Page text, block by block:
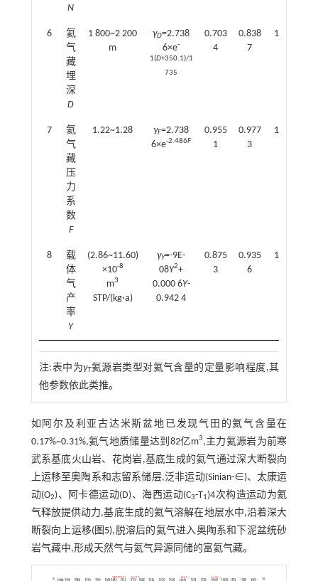
N
6
氦
气
藏
埋
深
D
1 800~2 200
m
γD=2.738
6×e-
1(D+350.1)/1
735
0.703
4
0.838
7
11.4
7
氦
气
藏
压
力
系
数
F
1.22~1.28 γF=2.738
6×e-2.486F
0.955
1
0.977
3
13.3
8
载
体
气
产
率
Y
(2.86~11.60)
×10-8
m3
STP/(kg·a)
γY=-9E-
08Y2+
0.000 6Y-
0.942 4
0.875
3
0.935
6
12.7
注:表中为γT氦源岩类型对氦气含量的定量影响程度,其
他参数依此类推。
如阿尔及利亚古达米斯盆地已发现气田的氦气含量在
0.17%~0.31%,氦气地质储量达到82亿m3,主力氦源岩为前寒
武系基底火山岩、花岗岩,基底生成的氦气通过深大断裂向
上运移至奥陶系和志留系储层,泛非运动(Sinian-∈)、太康运
动(O2)、阿卡德运动(D)、海西运动(C3-T1)4次构造运动为氦
气释放提供动力,基底生成的氦气溶解在地层水中,沿着深大
断裂向上运移(图5),脱溶后的氦气进入奥陶系和下泥盆统砂
岩气藏中,形成天然气与氦气异源同储的富氦气藏。